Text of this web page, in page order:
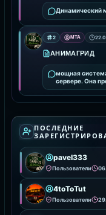
Динамический
2 MTA
АНИМАГРИД
мощная
сервере. Она
интеграции и
ПОСЛЕДНИЕ
pavel333
Пользователи
4toToTut
Пользователи